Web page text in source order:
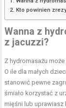
Kto powinien
Wanna z
z jacuzzi?
Z hydromasażu
O ile dla małych
stanowić pewne
śmiało korzystać z
mięśni lub